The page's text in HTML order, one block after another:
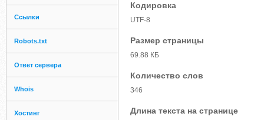
Ссылки
Robots.txt
Ответ сервера
Whois
Хостинг
Кодировка
UTF-8
Размер страницы
69.88 КБ
Количество слов
346
Длина текста на странице